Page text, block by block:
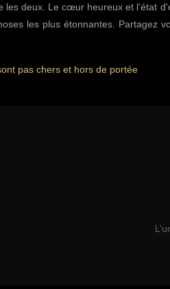
les deux. Le cœur heureux et l'état
les plus étonnantes. Partagez
pas chers et hors de portée